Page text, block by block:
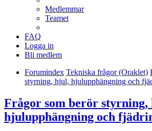
Medlemmar
Teamet
FAQ
Logga in
Bli medlem
Forumindex Tekniska frågor (Oraklet)
styrning, hjul, hjulupphängning och
Frågor som berör styrning,
hjulupphängning och